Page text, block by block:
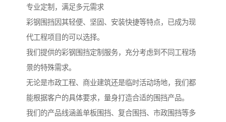
专业定制，满足多元需求
彩钢围挡因其轻便、坚固、安装快捷等特点，已成为现
代工程项目的可以选择。
我们提供的彩钢围挡定制服务，充分考虑到不同工程场
景的特殊需求。
无论是市政工程、商业建筑还是临时活动场地，我们都
能根据客户的具体要求，量身打造合适的围挡产品。
我们的产品线涵盖单板围挡、复合围挡、市政围挡等多